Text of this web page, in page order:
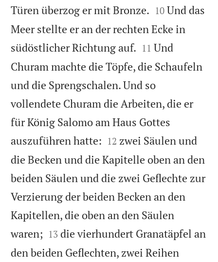
Türen überzog er mit Bronze. 

10 Und das
Meer stellte er an der rechten Ecke in
südöstlicher Richtung auf. 

11 Und
Churam machte die Töpfe, die Schaufeln
und die Sprengschalen. Und so
vollendete Churam die Arbeiten, die er
für König Salomo am Haus Gottes
auszuführen hatte: 

12 zwei Säulen und
die Becken und die Kapitelle oben an den
beiden Säulen und die zwei Geflechte zur
Verzierung der beiden Becken an den
Kapitellen, die oben an den Säulen
waren; 

13 die vierhundert Granatäpfel an
den beiden Geflechten, zwei Reihen